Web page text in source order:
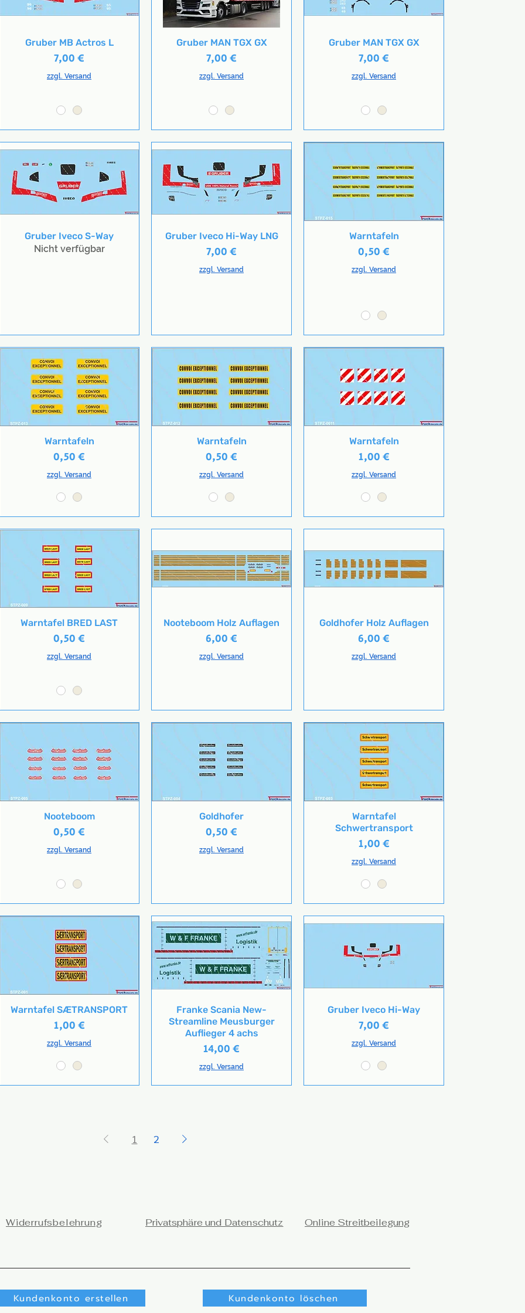
Schnellansicht
Gruber MB Actros L
Preis
7,00 €
zzgl. Versand
Schnellansicht
Gruber MAN TGX GX
Preis
7,00 €
zzgl. Versand
Schnellansicht
Gruber MAN TGX GX
Preis
7,00 €
zzgl. Versand
Schnellansicht
Gruber Iveco S-Way
Nicht verfügbar
Schnellansicht
Gruber Iveco Hi-Way LNG
Preis
7,00 €
zzgl. Versand
Schnellansicht
Warntafeln
Preis
0,50 €
zzgl. Versand
Schnellansicht
Warntafeln
Preis
0,50 €
zzgl. Versand
Schnellansicht
Warntafeln
Preis
0,50 €
zzgl. Versand
Schnellansicht
Warntafeln
Preis
1,00 €
zzgl. Versand
Schnellansicht
Warntafel BRED LAST
Preis
0,50 €
zzgl. Versand
Schnellansicht
Nooteboom Holz Auflagen
Preis
6,00 €
zzgl. Versand
Schnellansicht
Goldhofer Holz Auflagen
Preis
6,00 €
zzgl. Versand
Schnellansicht
Nooteboom
Preis
0,50 €
zzgl. Versand
Schnellansicht
Goldhofer
Preis
0,50 €
zzgl. Versand
Schnellansicht
Warntafel
Schwertransport
Preis
1,00 €
zzgl. Versand
Schnellansicht
Warntafel SÆTRANSPORT
Preis
1,00 €
zzgl. Versand
Schnellansicht
Franke Scania New-
Streamline Meusburger
Auflieger 4 achs
Preis
14,00 €
zzgl. Versand
Schnellansicht
Gruber Iveco Hi-Way
Preis
7,00 €
zzgl. Versand
1 2
Widerrufsbelehrung Privatsphäre und Datenschutz Online Streitbeilegung
Kundenkonto erstellen Kundenkonto löschen